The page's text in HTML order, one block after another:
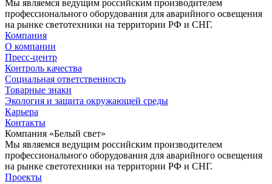
Мы являемся ведущим российским производителем
профессионального оборудования для аварийного освещения
на рынке светотехники на территории РФ и СНГ.
Компания
О компании
Пресс-центр
Контроль качества
Социальная ответственность
Товарные знаки
Экология и защита окружающей среды
Карьера
Контакты
Компания «Белый свет»
Мы являемся ведущим российским производителем
профессионального оборудования для аварийного освещения
на рынке светотехники на территории РФ и СНГ.
Проекты